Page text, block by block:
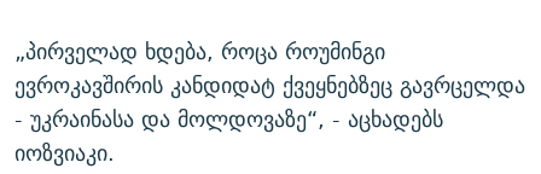
„პირველად ხდება, როცა როუმინგი
ევროკავშირის კანდიდატ ქვეყნებზეც გავრცელდა
- უკრაინასა და მოლდოვაზე“, - აცხადებს
იოზვიაკი.